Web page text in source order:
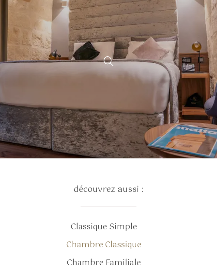
découvrez aussi :
Classique Simple
Chambre Classique
Chambre Familiale